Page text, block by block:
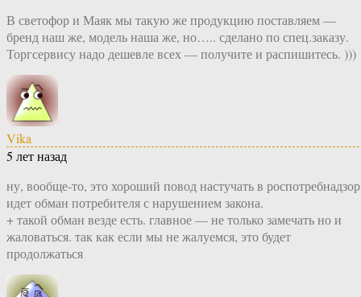
В светофор и Маяк мы такую же продукцию поставляем —
бренд наш же, модель наша же, но….. сделано по спец.заказу.
Торгсервису надо дешевле всех — получите и распишитесь. )))
Vika
5 лет назад
ну, вообще-то, это хороший повод настучать в
идет обман потребителя с нарушением закона.
+ такой обман везде есть. главное — не только замечать но и
жаловаться. так как если мы не жалуемся, это будет
продолжаться